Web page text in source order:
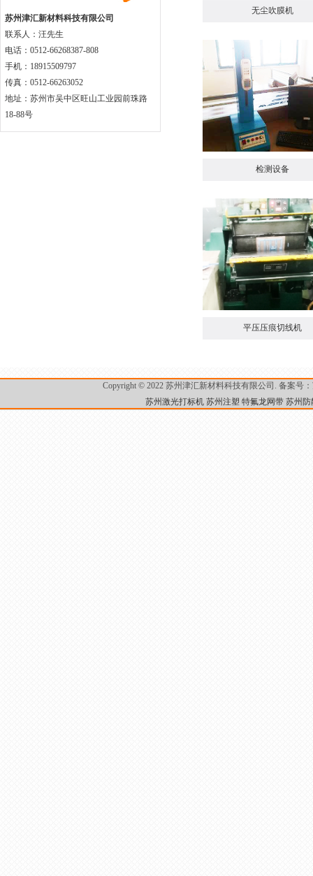
苏州津汇新材料科技有限公司
联系人：汪先生
电话：0512-66268387-808
手机：18915509797
传真：0512-66263052
地址：苏州市吴中区旺山工业园前珠路
18-88号
无尘吹膜机
检测设备
平压压痕切线机
Copyright © 2022 苏州津汇新材料科技有限公司. 备案号：
苏州激光打标机 苏州注塑 特氟龙网带 苏州防